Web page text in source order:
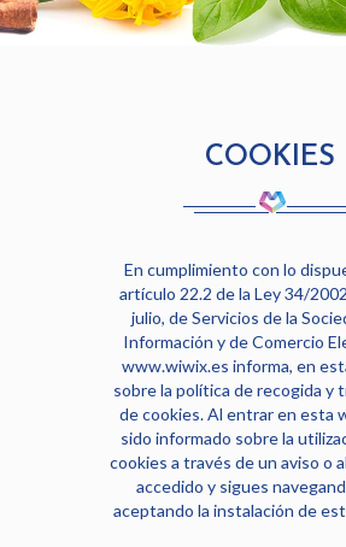
COOKIES
En cumplimiento con lo
artículo 22.2 de la Ley 34/
julio, de Servicios de la
Información y de Comercio
www.wiwix.es informa, en
sobre la política de recogida y
de cookies. Al entrar en esta
sido informado sobre la
cookies a través de un aviso o
accedido y sigues
aceptando la instalación de